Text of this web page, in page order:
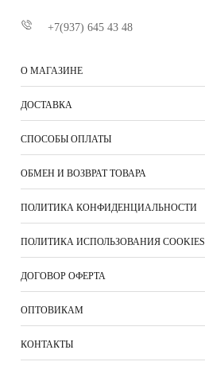
+7(937) 645 43 48
О МАГАЗИНЕ
ДОСТАВКА
СПОСОБЫ ОПЛАТЫ
ОБМЕН И ВОЗВРАТ ТОВАРА
ПОЛИТИКА КОНФИДЕНЦИАЛЬНОСТИ
ПОЛИТИКА ИСПОЛЬЗОВАНИЯ COOKIES
ДОГОВОР ОФЕРТА
ОПТОВИКАМ
КОНТАКТЫ